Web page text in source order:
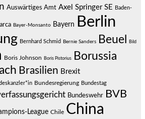
Auswärtiges Amt Axel Springer SE Baden-
Bayer-Monsanto Bayern Berlin
Bernhard Schmid Bernie Sanders Beuel Bild
Boris Johnson Boris Pistorius
Borussia
Brasilien Brexit
Bundesregierung Bundestag
Bundeswehr BVB
League Chile China